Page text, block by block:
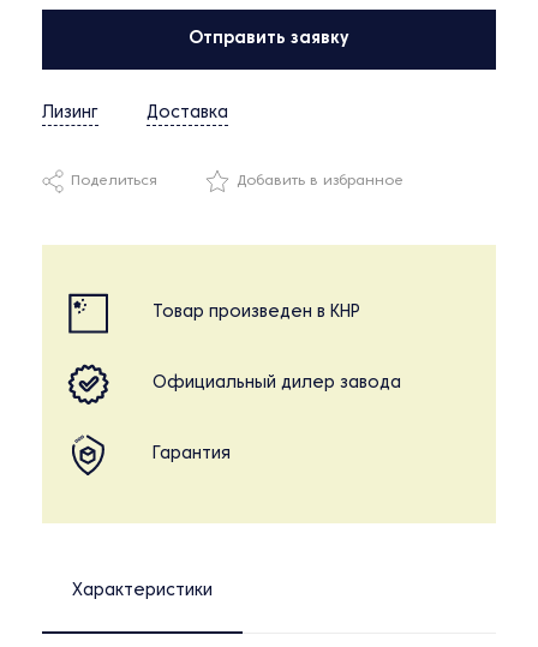
Отправить заявку
Лизинг Доставка
Поделиться Добавить в избранное
Товар произведен в КНР
Официальный дилер завода
Гарантия
Характеристики